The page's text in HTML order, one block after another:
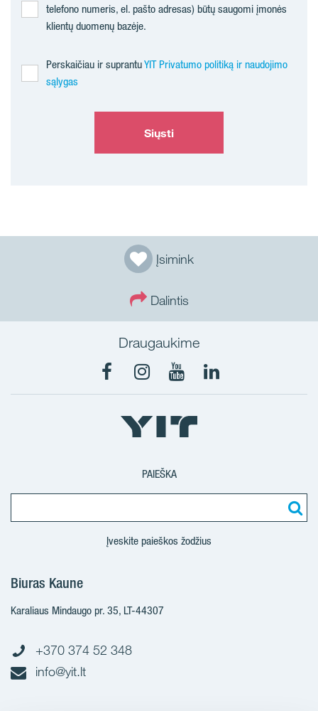
Įsimink
Dalintis
telefono numeris, el. pašto adresas) būtų saugomi įmonės
klientų duomenų bazėje.
Perskaičiau ir suprantuYIT Privatumo politiką ir naudojimo
sąlygas
Siųsti
Draugaukime
PAIEŠKA
Įveskite paieškos žodžius
Biuras Kaune
Karaliaus Mindaugo pr. 35, LT-44307
+370 374 52 348
info@yit.lt